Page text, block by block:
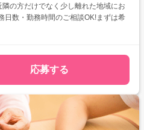
の方だけでなく少し離れた地域にお
応募する